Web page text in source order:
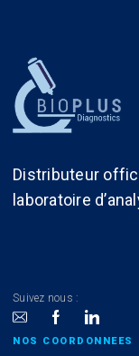
Distributeur
laboratoire
Suivez nous :
NOS COORDONNEES